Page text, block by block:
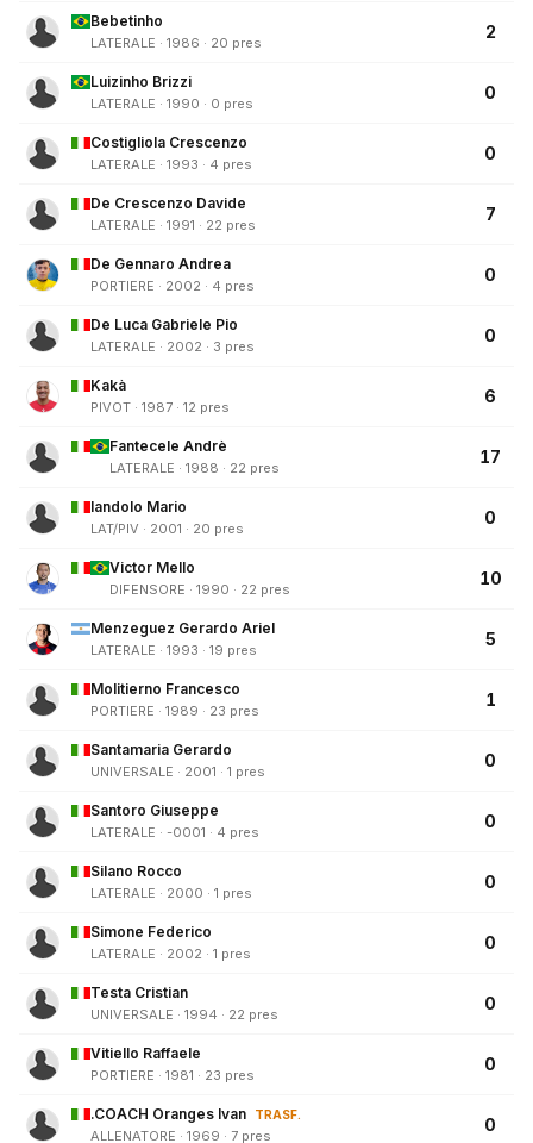
Bebetinho
LATERALE · 1986 · 20 pres
2
Luizinho Brizzi
LATERALE · 1990 · 0 pres
0
Costigliola Crescenzo
LATERALE · 1993 · 4 pres
0
De Crescenzo Davide
LATERALE · 1991 · 22 pres
7
De Gennaro Andrea
PORTIERE · 2002 · 4 pres
0
De Luca Gabriele Pio
LATERALE · 2002 · 3 pres
0
Kakà
PIVOT · 1987 · 12 pres
6
Fantecele Andrè
LATERALE · 1988 · 22 pres
17
Iandolo Mario
LAT/PIV · 2001 · 20 pres
0
Victor Mello
DIFENSORE · 1990 · 22 pres
10
Menzeguez Gerardo Ariel
LATERALE · 1993 · 19 pres
5
Molitierno Francesco
PORTIERE · 1989 · 23 pres
1
Santamaria Gerardo
UNIVERSALE · 2001 · 1 pres
0
Santoro Giuseppe
LATERALE · -0001 · 4 pres
0
Silano Rocco
LATERALE · 2000 · 1 pres
0
Simone Federico
LATERALE · 2002 · 1 pres
0
Testa Cristian
UNIVERSALE · 1994 · 22 pres
0
Vitiello Raffaele
PORTIERE · 1981 · 23 pres
0
.COACH Oranges Ivan TRASF.
ALLENATORE · 1969 · 7 pres
0